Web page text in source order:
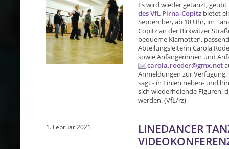
Es wird wieder getanzt,
des VfL Pirna-Copitz bietet
September, ab 18 Uhr, im
Copitz an der Birkwitzer
bequeme Klamotten,
Abteilungsleiterin Carola
sowie Anfängerinnen und
carola.roeder@gmx.net
Anmeldungen zur
sagt - in Linien neben- und
sich wiederholende Figuren,
werden. (VfL/rz)
LINEDANCER
1. Februar 2021